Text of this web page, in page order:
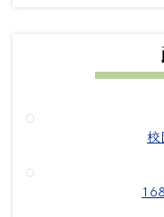
校